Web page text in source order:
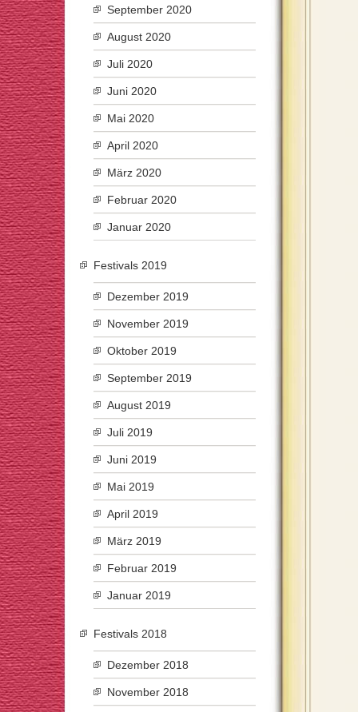
September 2020
August 2020
Juli 2020
Juni 2020
Mai 2020
April 2020
März 2020
Februar 2020
Januar 2020
Festivals 2019
Dezember 2019
November 2019
Oktober 2019
September 2019
August 2019
Juli 2019
Juni 2019
Mai 2019
April 2019
März 2019
Februar 2019
Januar 2019
Festivals 2018
Dezember 2018
November 2018